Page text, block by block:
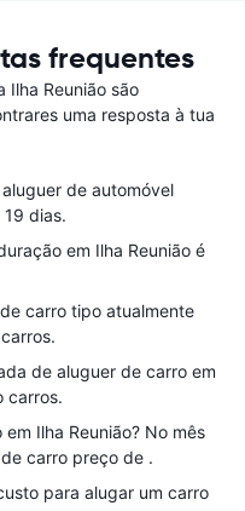
frequentes
Ilha Reunião são
uma resposta à tua
de automóvel
dias.
em Ilha Reunião é
carro tipo atualmente
de aluguer de carro em
carros.
Ilha Reunião? No mês
carro preço de .
para alugar um carro